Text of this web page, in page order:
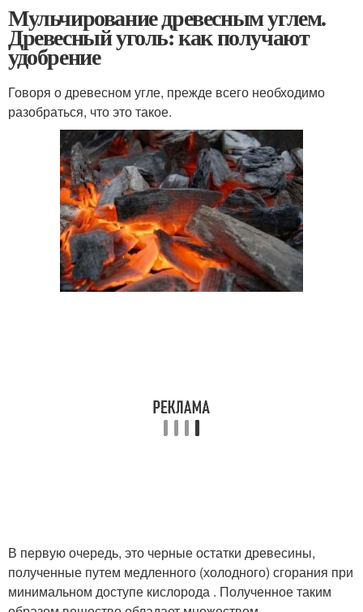
Мульчирование древесным углем.
Древесный уголь: как получают
удобрение
Говоря о древесном угле, прежде всего необходимо
разобраться, что это такое.
В первую очередь, это черные остатки древесины,
полученные путем медленного (холодного) сгорания при
минимальном доступе кислорода . Полученное таким